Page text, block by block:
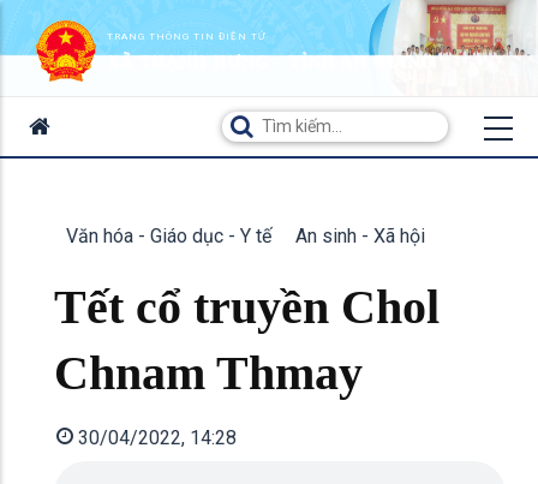
TRANG THÔNG TIN ĐIỆN TỬ
XÃ THẠNH HƯNG - TỈNH AN GIANG
Văn hóa - Giáo dục - Y tế An sinh - Xã hội
Tết cổ truyền Chol
Chnam Thmay
30/04/2022, 14:28